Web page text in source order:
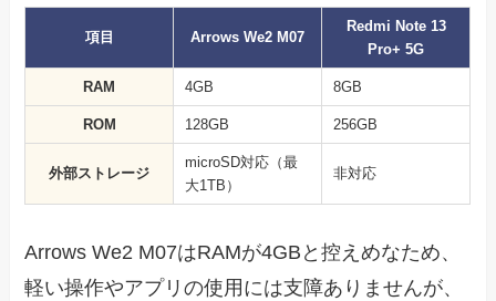
項目 Arrows We2 M07
Redmi Note 13
Pro+ 5G
RAM 4GB 8GB
ROM 128GB 256GB
外部ストレージ
microSD対応（最
大1TB）
非対応
Arrows We2 M07はRAMが4GBと控えめなため、
軽い操作やアプリの使用には支障ありませんが、